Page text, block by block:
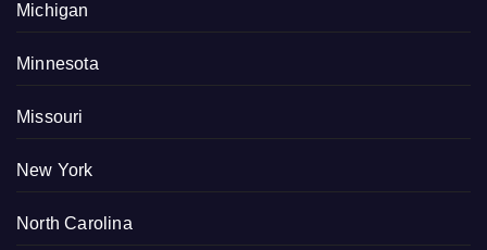
Michigan
Minnesota
Missouri
New York
North Carolina